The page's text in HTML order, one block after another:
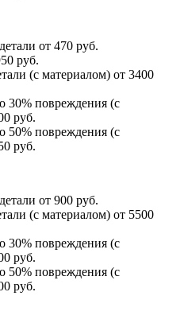
от 470 руб.
руб.
(с материалом) от 3400
30% повреждения (с
руб.
50% повреждения (с
руб.
от 900 руб.
(с материалом) от 5500
30% повреждения (с
руб.
50% повреждения (с
руб.